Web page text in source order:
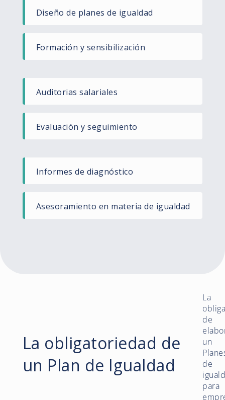
Diseño de planes de igualdad​
Formación y sensibilización
Auditorias salariales ​
Evaluación y seguimiento​
Informes de diagnóstico ​
Asesoramiento en materia de igualdad
La obligatoriedad de
un Plan de Igualdad
La
de
un
de
para